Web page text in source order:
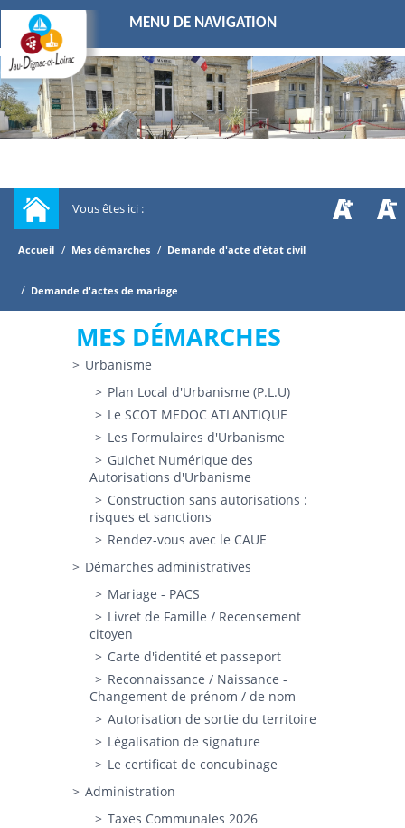
MENU DE NAVIGATION
Vous êtes ici :
Accueil / Mes démarches / Demande d'acte d'état civil
/ Demande d'actes de mariage
MES DÉMARCHES
Urbanisme
Plan Local d'Urbanisme (P.L.U)
Le SCOT MEDOC ATLANTIQUE
Les Formulaires d'Urbanisme
Guichet Numérique des
Autorisations d'Urbanisme
Construction sans autorisations :
risques et sanctions
Rendez-vous avec le CAUE
Démarches administratives
Mariage - PACS
Livret de Famille / Recensement
citoyen
Carte d'identité et passeport
Reconnaissance / Naissance -
Changement de prénom / de nom
Autorisation de sortie du territoire
Légalisation de signature
Le certificat de concubinage
Administration
Taxes Communales 2026